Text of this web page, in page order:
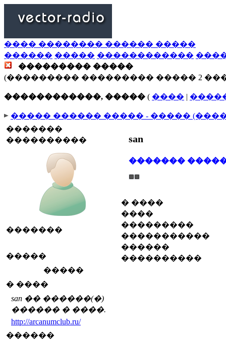
���� �������� ������ �����
������ ����� ������������
��������� �����
(��������� ��������� ����� 2
������������, ����� ( ���� |
����� ������ ����� - �����
�������
����������
�������
�����
�����
� ����
san �� ������(�)
������ � ����.
http://arcanumclub.ru/
������
san
�������
� ����
����
���������
�����������
������
����������